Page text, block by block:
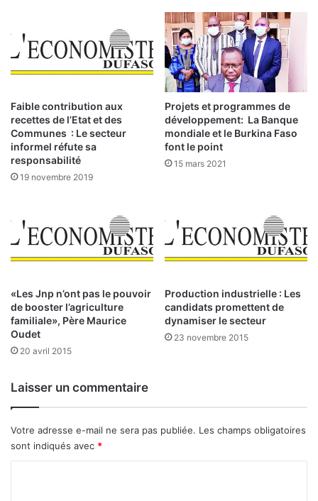
i
v
e
r
s
n
n
m
n
t
d
e
o
d
s
o
u
r
d
s
l
r
è
g
Faible contribution aux
recettes de l’Etat et des
Communes : Le secteur
informel réfute sa
responsabilité
19 novembre 2019
Projets et programmes de
développement: La Banque
mondiale et le Burkina Faso
font le point
15 mars 2021
«Les Jnp n’ont pas le pouvoir
de booster l’agriculture
familiale», Père Maurice
Oudet
20 avril 2015
Production industrielle : Les
candidats promettent de
dynamiser le secteur
23 novembre 2015
Laisser un commentaire
Votre adresse e-mail ne sera pas publiée. Les champs obligatoires
sont indiqués avec *